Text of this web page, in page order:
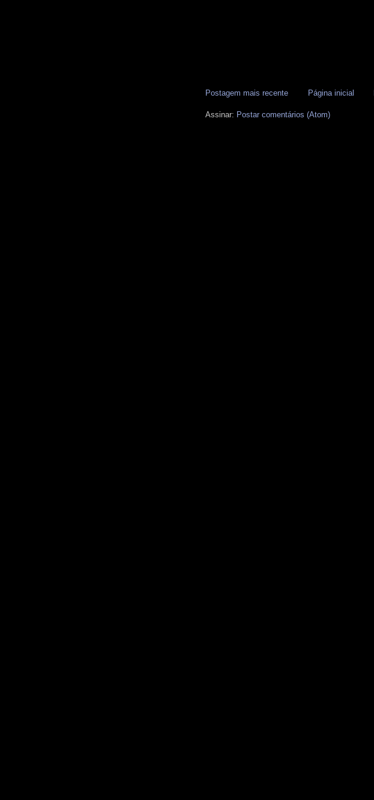
Postagem mais recente Página inicial
Assinar: Postar comentários (Atom)